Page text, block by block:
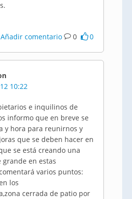
Añadir comentario 0 0
10:22
e inquilinos de
informo que en breve se
y hora para reunirnos y
que se deben hacer en
se está creando una
en estas
varios puntos:
los
cerrada de patio por